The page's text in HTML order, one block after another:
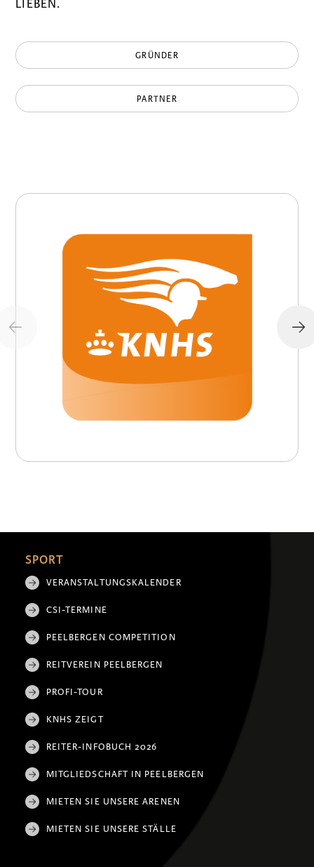
LIEBEN.
GRÜNDER
PARTNER
SPORT
VERANSTALTUNGSKALENDER
CSI-TERMINE
PEELBERGEN COMPETITION
REITVEREIN PEELBERGEN
PROFI-TOUR
KNHS ZEIGT
REITER-INFOBUCH 2026
MITGLIEDSCHAFT IN PEELBERGEN
MIETEN SIE UNSERE ARENEN
MIETEN SIE UNSERE STÄLLE